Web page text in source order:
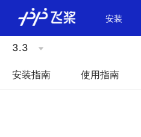
安装
3.3
安装指南 使用指南